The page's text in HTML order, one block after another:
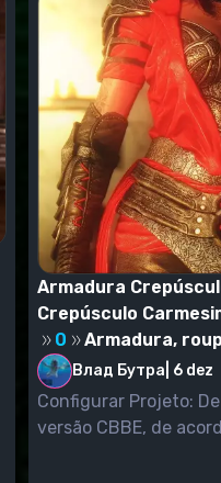
Armadura
Crepúsculo
0
Armadura,
Влад Бутра 6 dez
Configurar Projeto: De acordo com o link principal, a
versão CBBE, de